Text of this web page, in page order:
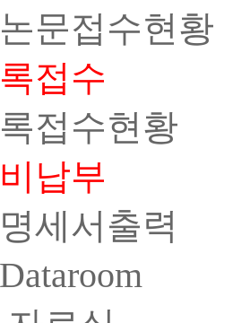
문접수현황
접수
접수현황
납부
세서출력
Dataroom